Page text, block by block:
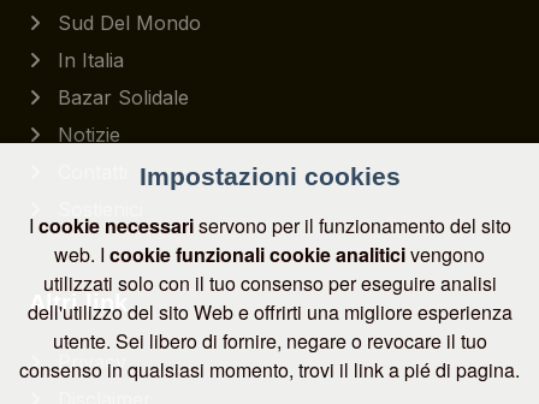
Sud Del Mondo
In Italia
Bazar Solidale
Notizie
Altri link
Privacy
Impostazioni cookies
Icookie necessariservono per il funzionamento del sito
web. I cookie funzionalicookie analiticivengono
utilizzati solo con il tuo consenso per eseguire analisi
dell'utilizzo del sito Web e offrirti una migliore esperienza
utente. Sei libero di fornire, negare o revocare il tuo
consenso in qualsiasi momento, trovi il link a pié di pagina.